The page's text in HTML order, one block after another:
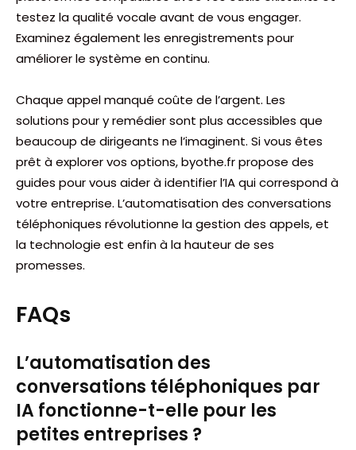
testez la qualité vocale avant de vous engager.
Examinez également les enregistrements pour
améliorer le système en continu.
Chaque appel manqué coûte de l’argent. Les
solutions pour y remédier sont plus accessibles que
beaucoup de dirigeants ne l’imaginent. Si vous êtes
prêt à explorer vos options, byothe.fr propose des
guides pour vous aider à identifier l’IA qui correspond à
votre entreprise. L’automatisation des conversations
téléphoniques révolutionne la gestion des appels, et
la technologie est enfin à la hauteur de ses
promesses.
FAQs
L’automatisation des
conversations téléphoniques par
IA fonctionne-t-elle pour les
petites entreprises ?